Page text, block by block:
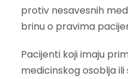
protiv nesavesnih
brinu o pravima
Pacijenti koji imaju
medicinskog osoblja